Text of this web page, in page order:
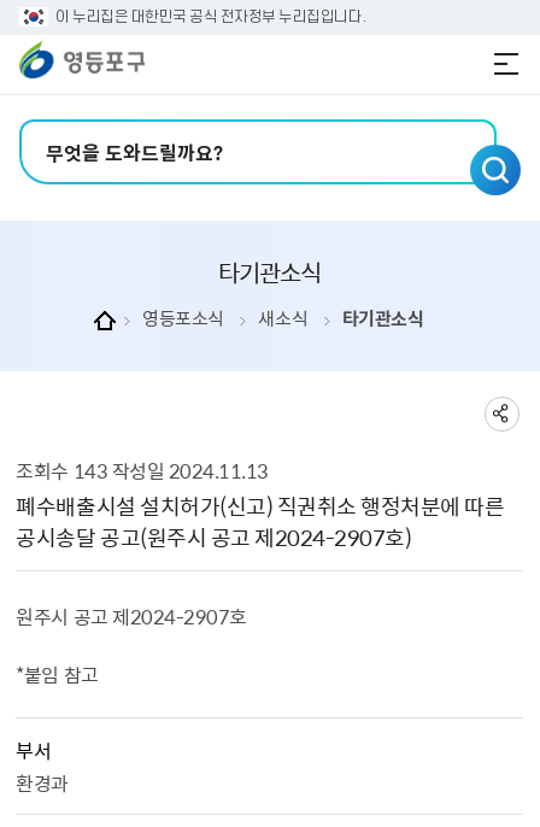
본문 바로가기
주메뉴 바로가기
이 누리집은 대한민국 공식 전자정부 누리집입니다.
타기관소식
영등포소식 새소식 타기관소식
조회수 143 작성일 2024.11.13
폐수배출시설 설치허가(신고) 직권취소 행정처분에 따른
공시송달 공고(원주시 공고 제2024-2907호)
원주시 공고 제2024-2907호
*붙임 참고
부서
환경과